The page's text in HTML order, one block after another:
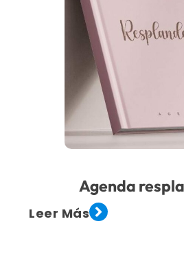
Agenda
Leer Más